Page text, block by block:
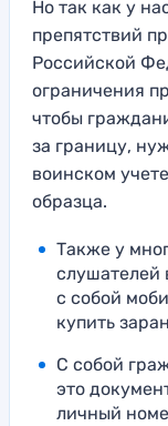
Но так как у
препятствий
Российской
ограничения
чтобы
за границу,
воинском
образца.
Также у
слушателей
с собой
купить
С собой
это
личный